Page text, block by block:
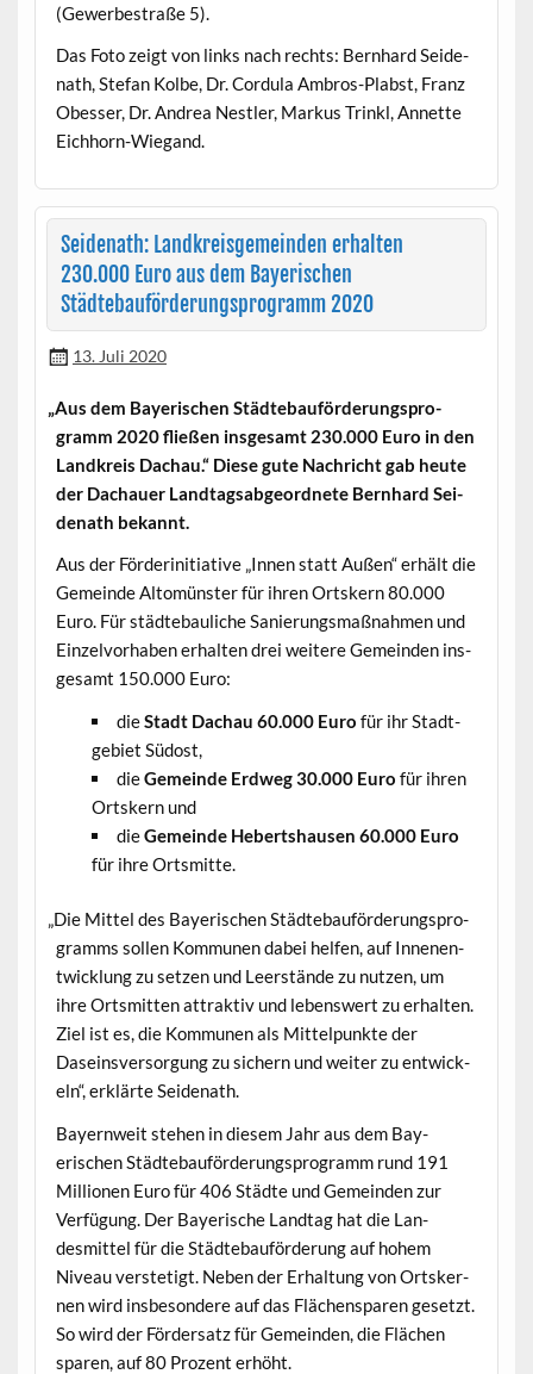
(Gewerbe­straße 5).
Das Foto zeigt von links nach rechts: Bern­hard Sei­de­
nath, Ste­fan Kolbe, Dr. Cor­du­la Ambros-Plab­st, Franz
Obess­er, Dr. Andrea Nestler, Markus Trin­kl, Annette
Eichhorn-Wiegand.
Seidenath: Landkreisgemeinden erhalten
230.000 Euro aus dem Bayerischen
Städtebauförderungsprogramm 2020
13. Juli 2020
„Aus dem Bay­erischen Städte­bauförderung­spro­
gramm 2020 fließen ins­ge­samt 230.000 Euro in den
Land­kreis Dachau.“ Diese gute Nachricht gab heute
der Dachauer Land­tagsab­ge­ord­nete Bern­hard Sei­
de­nath bekannt.
Aus der Förderini­tia­tive „Innen statt Außen“ erhält die
Gemeinde Altomün­ster für ihren Ortskern 80.000
Euro. Für städte­bauliche Sanierungs­maß­nah­men und
Einzelvorhaben erhal­ten drei weit­ere Gemein­den ins­
ge­samt 150.000 Euro:
dieStadt Dachau 60.000 Euro für ihr Stadt­
ge­bi­et Südost,
dieGemeinde Erd­weg 30.000 Euro für ihren
Ortskern und
dieGemeinde Hebertshausen 60.000 Euro
für ihre Ortsmitte.
„Die Mit­tel des Bay­erischen Städte­bauförderung­spro­
gramms sollen Kom­munen dabei helfen, auf Innenen­
twick­lung zu set­zen und Leer­stände zu nutzen, um
ihre Ortsmit­ten attrak­tiv und lebenswert zu erhal­ten.
Ziel ist es, die Kom­munen als Mit­telpunk­te der
Daseinsver­sorgung zu sich­ern und weit­er zu entwick­
eln“, erk­lärte Seidenath.
Bay­ern­weit ste­hen in diesem Jahr aus dem Bay­
erischen Städte­bauförderung­spro­gramm rund 191
Mil­lio­nen Euro für 406 Städte und Gemein­den zur
Ver­fü­gung. Der Bay­erische Land­tag hat die Lan­
desmit­tel für die Städte­bauförderung auf hohem
Niveau ver­stetigt. Neben der Erhal­tung von Ortsker­
nen wird ins­beson­dere auf das Flächens­paren geset­zt.
So wird der Förder­satz für Gemein­den, die Flächen
sparen, auf 80 Prozent erhöht.